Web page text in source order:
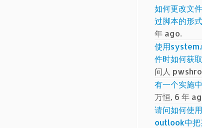
如何更改文
过脚本的形式
年 ago.
使用
件时如何获
问人
有一个实施
万恒, 6 年
请问如何使
outlook中把